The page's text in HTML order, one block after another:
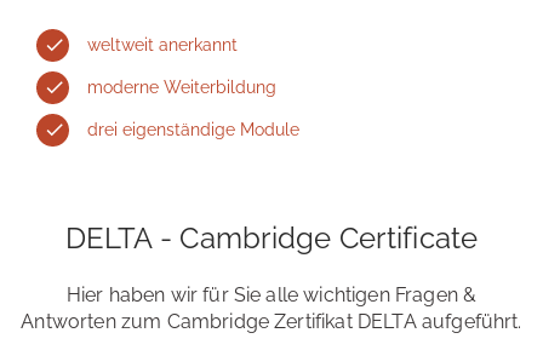
weltweit anerkannt
moderne Weiterbildung
drei eigenständige Module
DELTA - Cambridge Certificate
Hier haben wir für Sie alle wichtigen Fragen &
Antworten zum Cambridge Zertifikat DELTA aufgeführt.